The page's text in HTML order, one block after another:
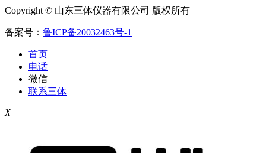
Copyright © 山东三体仪器有限公司 版权所有
备案号： 鲁ICP备20032463号-1
首页
电话
微信
联系三体
X